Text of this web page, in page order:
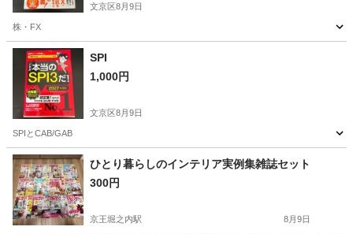
文京区8月9日
株・FX
東京 文京区
SPI
1,000円
文京区8月9日
SPIとCAB/GAB
東京 文京区 その他
ひとり暮らしのインテリア実例集雑誌セット
300円
京王堀之内駅 8月9日